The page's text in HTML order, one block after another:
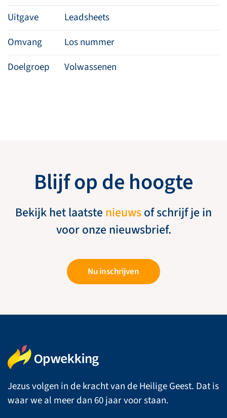
Uitgave
Leadsheets
Omvang
Los nummer
Doelgroep
Volwassenen
Blijf op de hoogte
Bekijk het laatste nieuwsof schrijf je in
voor onze nieuwsbrief.
Nu inschrijven
Jezus volgen in de kracht van de Heilige Geest. Dat is
waar we al meer dan 60 jaar voor staan.